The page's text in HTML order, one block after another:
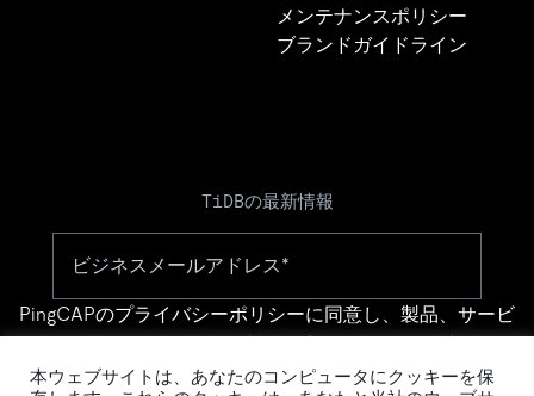
メンテナンスポリシー
ブランドガイドライン
TiDBの最新情報
PingCAPのプライバシーポリシーに同意し、製品、サービ
す。
本ウェブサイトは、あなたのコンピュータにクッキーを保